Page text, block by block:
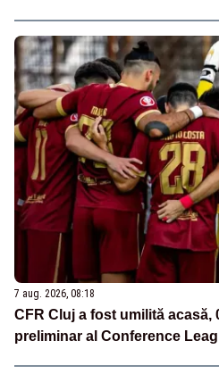
7 aug. 2026, 08:18
CFR Cluj a fost umilită acasă,
preliminar al Conference